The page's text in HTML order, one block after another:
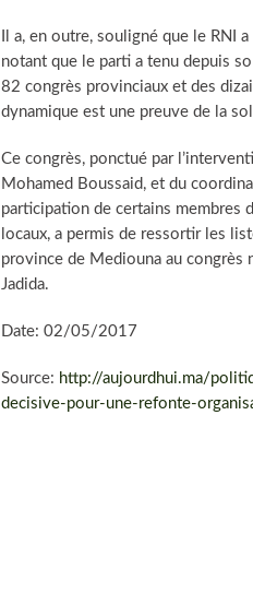
Il a, en outre, souligné que le RNI
notant que le parti a tenu depuis
82 congrès provinciaux et des
dynamique est une preuve de la
Ce congrès, ponctué par
Mohamed Boussaid, et du
participation de certains membres
locaux, a permis de ressortir les
province de Mediouna au congrès
Jadida.
Date: 02/05/2017
Source: http://aujourdhui.ma/
decisive-pour-une-refonte-